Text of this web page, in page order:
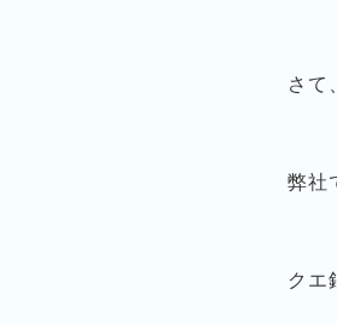
さて
弊社
クエ